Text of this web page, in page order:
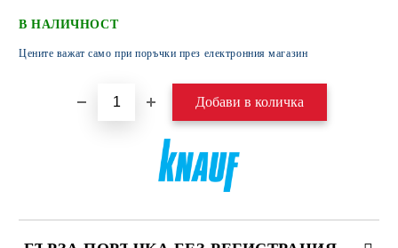
В НАЛИЧНОСТ
Цените важат само при поръчки през електронния магазин